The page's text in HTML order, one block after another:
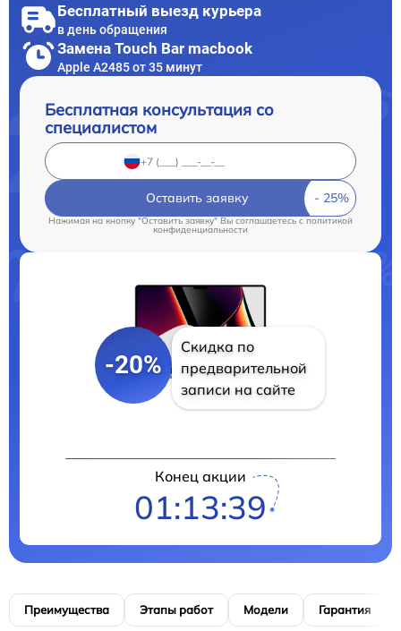
Бесплатный выезд курьера
в день обращения
Замена Touch Bar macbook
Apple A2485 от 35 минут
Бесплатная консультация со
специалистом
Оставить заявку
Нажимая на кнопку "Оставить заявку" Вы соглашаетесь cполитикой
конфиденциальности
-20%
Скидка по
предварительной
записи на сайте
Конец акции
01:13:38
Преимущества Этапы работ Модели Гарантия